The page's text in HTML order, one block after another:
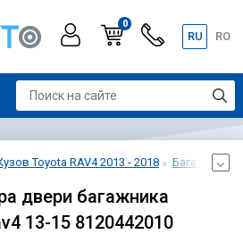
0
RU RO
Toyota RAV4 2013 - 2018 Багажник
двери багажника
13-15 8120442010